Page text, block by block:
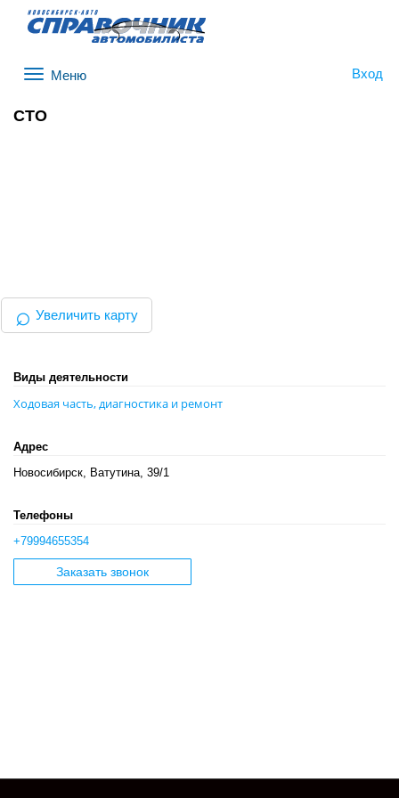
Вход
СТО
⌕ Увеличить карту
Виды деятельности
Ходовая часть, диагностика и ремонт
Адрес
Новосибирск, Ватутина, 39/1
Телефоны
+79994655354
Заказать звонок